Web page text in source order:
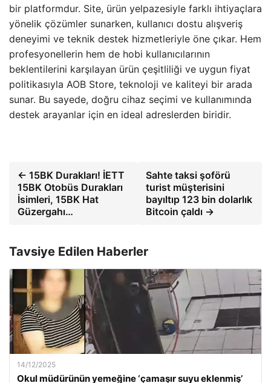
bir platformdur. Site, ürün yelpazesiyle farklı ihtiyaçlara
yönelik çözümler sunarken, kullanıcı dostu alışveriş
deneyimi ve teknik destek hizmetleriyle öne çıkar. Hem
profesyonellerin hem de hobi kullanıcılarının
beklentilerini karşılayan ürün çeşitliliği ve uygun fiyat
politikasıyla AOB Store, teknoloji ve kaliteyi bir arada
sunar. Bu sayede, doğru cihaz seçimi ve kullanımında
destek arayanlar için en ideal adreslerden biridir.
← 15BK Durakları! İETT
15BK Otobüs Durakları
İsimleri, 15BK Hat
Güzergahı…
Sahte taksi şoförü
turist müşterisini
bayıltıp 123 bin dolarlık
Bitcoin çaldı →
Tavsiye Edilen Haberler
14/12/2025
Okul müdürünün yemeğine ‘çamaşır suyu eklenmiş’